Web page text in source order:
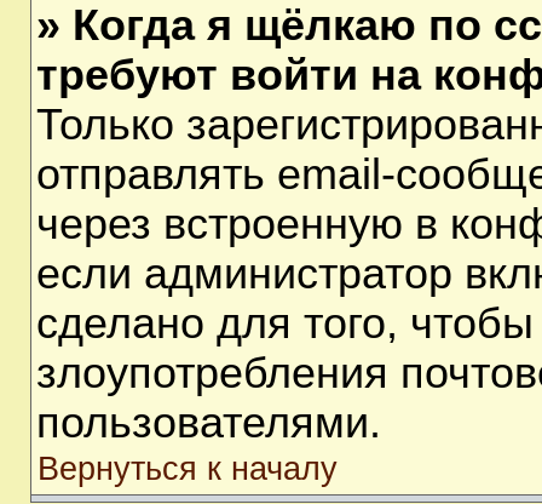
» Когда я щёлкаю по
требуют войти на
Только
отправлять email-
через встроенную в
если администратор
сделано для того,
злоупотребления
пользователями.
Вернуться к началу